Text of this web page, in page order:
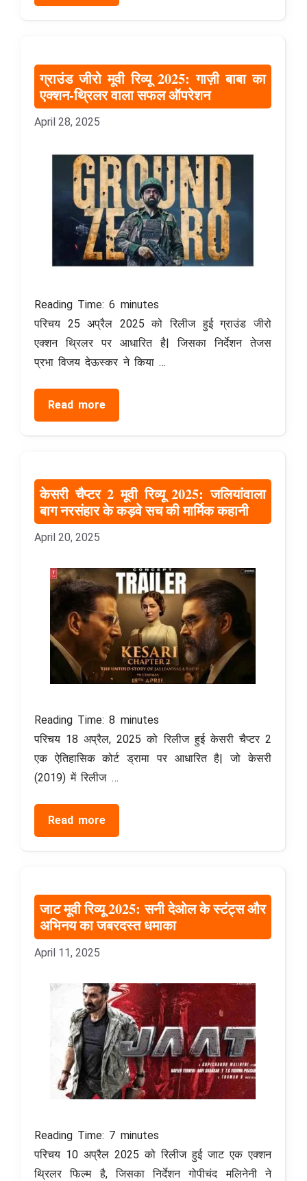
ग्राउंड जीरो मूवी रिव्यू 2025: गाज़ी बाबा का
एक्शन-थ्रिलर वाला सफल ऑपरेशन
April 28, 2025
Reading Time:6 minutes
परिचय 25 अप्रैल 2025 को रिलीज हुई ग्राउंड जीरो
एक्शन थ्रिलर पर आधारित है| जिसका निर्देशन तेजस
प्रभा विजय देऊस्कर ने किया …
Read more
केसरी चैप्टर 2 मूवी रिव्यू 2025: जलियांवाला
बाग नरसंहार के कड़वे सच की मार्मिक कहानी
April 20, 2025
Reading Time:8 minutes
परिचय 18 अप्रैल, 2025 को रिलीज हुई केसरी चैप्टर 2
एक ऐतिहासिक कोर्ट ड्रामा पर आधारित है| जो केसरी
(2019) में रिलीज …
Read more
जाट मूवी रिव्यू 2025: सनी देओल के स्टंट्स और
अभिनय का जबरदस्त धमाका
April 11, 2025
Reading Time: 7 minutes
परिचय 10 अप्रैल 2025 को रिलीज हुई जाट एक एक्शन
थ्रिलर फिल्म है, जिसका निर्देशन गोपीचंद मलिनेनी ने